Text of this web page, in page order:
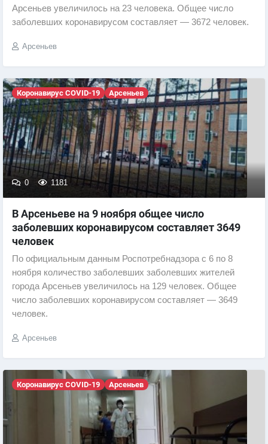
Арсеньев увеличилось на 23 человека. Общее число
заболевших коронавирусом составляет — 3672 человек.
Арсеньев
Коронавирус COVID-19 Арсеньев
0 1181
В Арсеньеве на 9 ноября общее число
заболевших коронавирусом составляет 3649
человек
По официальным данным Роспотребнадзора с 6 по 8
ноября количество заболевших заболевших жителей
города Арсеньев увеличилось на 129 человек. Общее
число заболевших коронавирусом составляет — 3649
человек.
Арсеньев
Коронавирус COVID-19 Арсеньев